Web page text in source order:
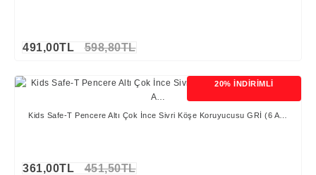
491,00TL 598,80TL
Kids Safe-T Pencere Altı Çok İnce Sivri Köşe Koruyucusu GRİ (6 A…
361,00TL 451,50TL
20% İNDİRİMLİ